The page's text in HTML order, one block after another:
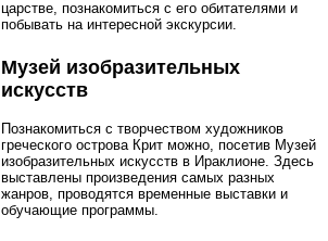
царстве, познакомиться с его обитателями и
побывать на интересной экскурсии.
Музей изобразительных
искусств
Познакомиться с творчеством художников
греческого острова Крит можно, посетив Музей
изобразительных искусств в Ираклионе. Здесь
выставлены произведения самых разных
жанров, проводятся временные выставки и
обучающие программы.